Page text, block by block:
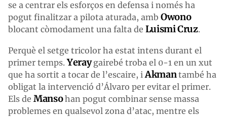
se a centrar els esforços en defensa i només ha
pogut finalitzar a pilota aturada, amb Owono
blocant còmodament una falta de Luismi Cruz.
Perquè el setge tricolor ha estat intens durant el
primer temps.Yeraygairebé troba el 0-1 en un xut
que ha sortit a tocar de l’escaire, i Akmantambé ha
obligat la intervenció d’Álvaro per evitar el primer.
Els de Mansohan pogut combinar sense massa
problemes en qualsevol zona d’atac, mentre els